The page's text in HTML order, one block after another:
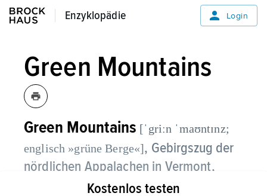
Enzyklopädie
Enzyklopädie Login
Green Mountains
Green Mountains [ˈgriːn ˈmaʊntɪnz;
englisch »grüne Berge«], Gebirgszug der
nördlichen Appalachen in Vermont,
USA, bis 1 339 m über dem
Kostenlos testen